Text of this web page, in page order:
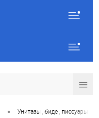
• Унитазы , биде , писсуары